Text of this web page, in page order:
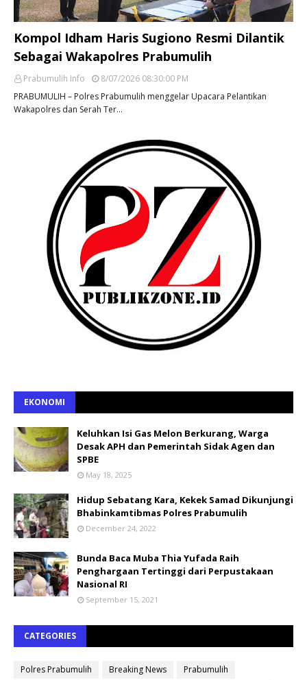
Kompol Idham Haris Sugiono Resmi Dilantik
Sebagai Wakapolres Prabumulih
Prabumulih Info
8/07/2026 08:30:00 PM
PRABUMULIH – Polres Prabumulih menggelar Upacara Pelantikan
Wakapolres dan Serah Ter…
EKONOMI
Keluhkan Isi Gas Melon Berkurang, Warga
Desak APH dan Pemerintah Sidak Agen dan
SPBE
May 18, 2025
Hidup Sebatang Kara, Kekek Samad Dikunjungi
Bhabinkamtibmas Polres Prabumulih
December 24, 2022
Bunda Baca Muba Thia Yufada Raih
Penghargaan Tertinggi dari Perpustakaan
Nasional RI
September 15, 2021
CATEGORIES
Polres Prabumulih Breaking News
Prabumulih